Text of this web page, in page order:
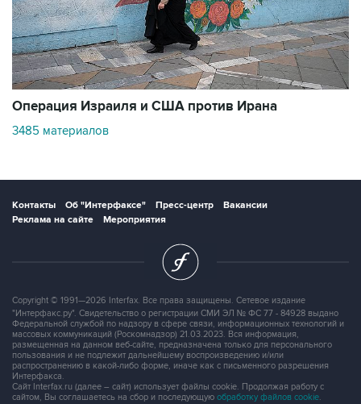
Операция Израиля и США против Ирана
3485 материалов
Контакты Об "Интерфаксе" Пресс-центр
Вакансии
Реклама на сайте
Мероприятия
Copyright © 1991—2026 Interfax. Все права защищены. Сетевое издание
"Интерфакс.ру". Свидетельство о регистрации СМИ ЭЛ № ФС 77 - 84928 выдано
Федеральной службой по надзору в сфере связи, информационных технологий и
массовых коммуникаций (Роскомнадзор) 21.03.2023. Вся информация,
размещенная на данном веб-сайте, предназначена только для персонального
пользования и не подлежит дальнейшему воспроизведению и/или
распространению в какой-либо форме, иначе как с письменного разрешения
Интерфакса.
Сайт Interfax.ru (далее – сайт) использует файлы cookie. Продолжая работу с
сайтом, Вы соглашаетесь на сбор и последующую обработку файлов cookie.